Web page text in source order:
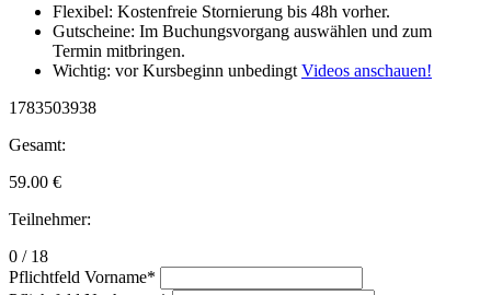
Flexibel: Kostenfreie Stornierung bis 48h vorher.
Gutscheine: Im Buchungsvorgang auswählen und zum
Termin mitbringen.
Wichtig: vor Kursbeginn unbedingt Videos anschauen!
1783503938
Gesamt:
59.00 €
Teilnehmer:
0 / 18
Pflichtfeld Vorname*